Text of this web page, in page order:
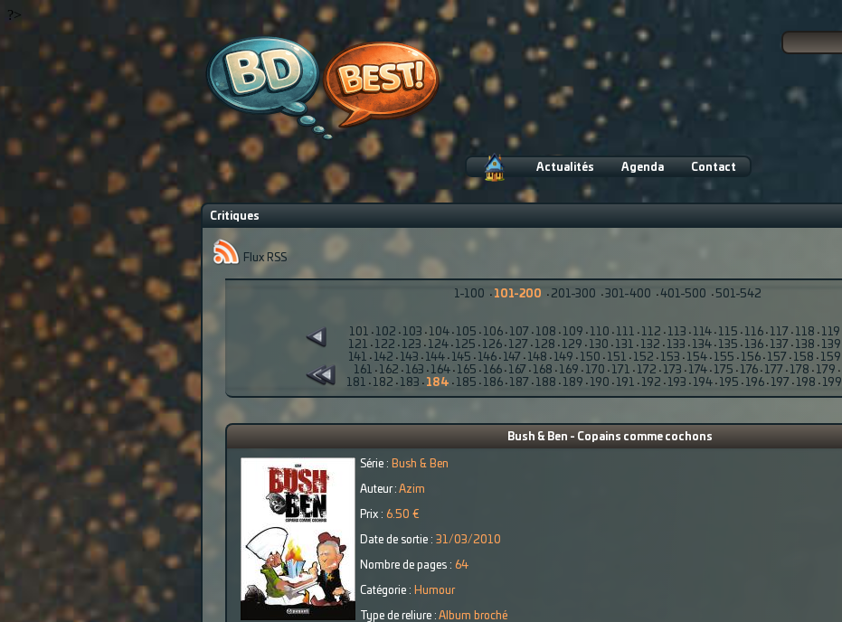
?>
Actualités Agenda Contact
Critiques
Flux RSS
1-100 · 101-200 · 201-300 · 301-400 ·401-500 · 501-542
101 · 102 · 103 · 104 · 105 · 106 · 107 · 108 · 109 · 110 · · 112 · 113 · 114 · 115 · 116 · 117 · 118 · 119
121
· 122 · 123 · 124 · 125 · 126 · 127 · 128 · 129 · 130 · 131 · 132 · 133 · 134 · 135 · 136 · 137 · 138 · 139
141
· 142 · 143 · 144 · 145 · 146 · 147 · 148 · 149 · 150 · 151 · 152 · 153 · 154 · 155 · 156 · 157 · 158 · 159
161
· 162 · 163 · 164 · 165 · 166 · 167 · 168 · 169 · 170 · 171 · 172 · 173 · 174 · 175 · 176 · 177 · 178 · 179 ·
181
· 182 · 183 · 184 · 185 · 186 · 187 · 188 · 189 · 190 · 191 · 192 · 193 · 194 · 195 · 196 · 197 · 198 · 199
Bush & Ben - Copains comme cochons
Série : Bush & Ben
Auteur : Azim
Prix : 6.50 €
Date de sortie : 31/03/2010
Nombre de pages : 64
Catégorie : Humour
Type de reliure : Album broché